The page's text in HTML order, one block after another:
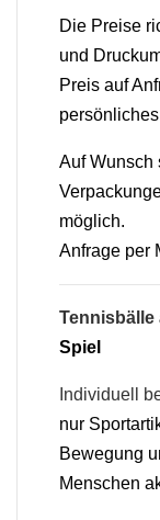
Die Preise
und
Preis auf
Auf Wunsch
möglich.
Anfrage per
Tennisbälle
Spiel
Individuell
nur
Bewegung
Menschen